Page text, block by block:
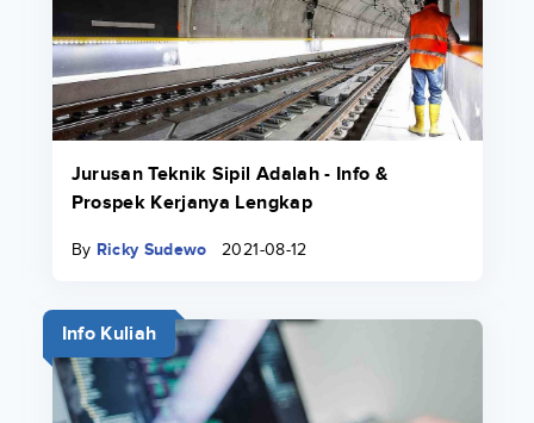
Jurusan Teknik Sipil Adalah - Info &
Prospek Kerjanya Lengkap
By Ricky Sudewo 2021-08-12
Info Kuliah